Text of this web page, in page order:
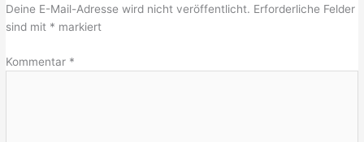
Deine E-Mail-Adresse wird nicht veröffentlicht. Erforderliche Felder
sind mit * markiert
Kommentar *